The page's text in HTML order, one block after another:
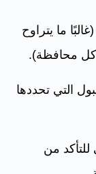
ما يتراوح
التي تحددها
من